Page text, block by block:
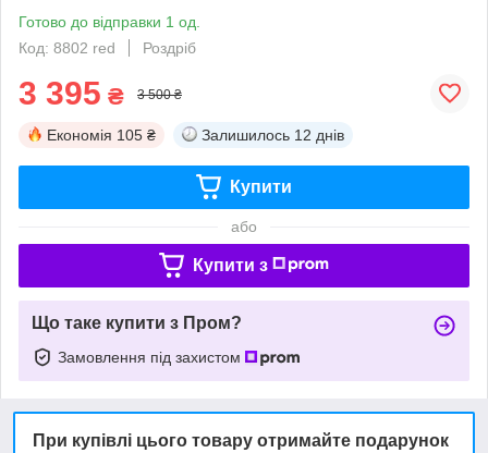
Готово до відправки 1 од.
Код: 8802 red
Роздріб
3 395 ₴ 3 500 ₴
Економія 105 ₴ Залишилось 12 днів
Купити
або
Купити з
Що таке купити з Пром?
Замовлення під захистом
При купівлі цього товару отримайте подарунок